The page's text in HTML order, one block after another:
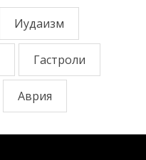
Иудаизм
Гастроли
Аврия